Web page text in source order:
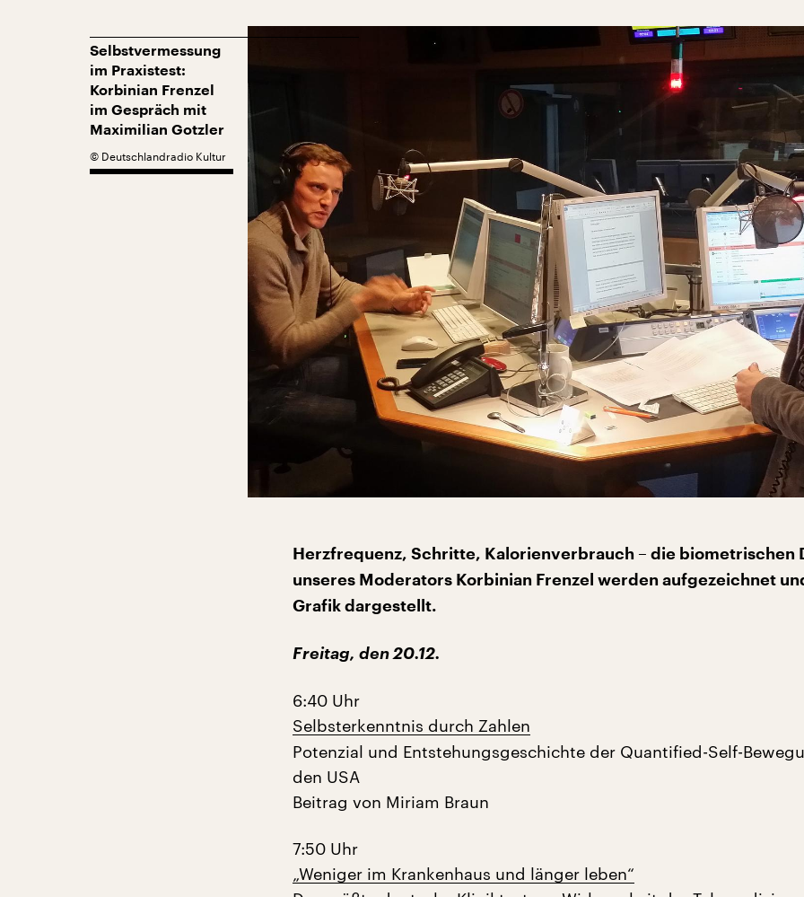
Selbstvermessung
im Praxistest:
Korbinian Frenzel
im Gespräch mit
Maximilian Gotzler
© Deutschlandradio Kultur
Herzfrequenz, Schritte, Kalorienverbrauch – die biometrischen
unseres Moderators Korbinian Frenzel werden aufgezeichnet
Grafik dargestellt.
Freitag, den 20.12.
6:40 Uhr
Selbsterkenntnis durch Zahlen
Potenzial und Entstehungsgeschichte der Quantified-Self-
den USA
Beitrag von Miriam Braun
7:50 Uhr
„Weniger im Krankenhaus und länger leben“